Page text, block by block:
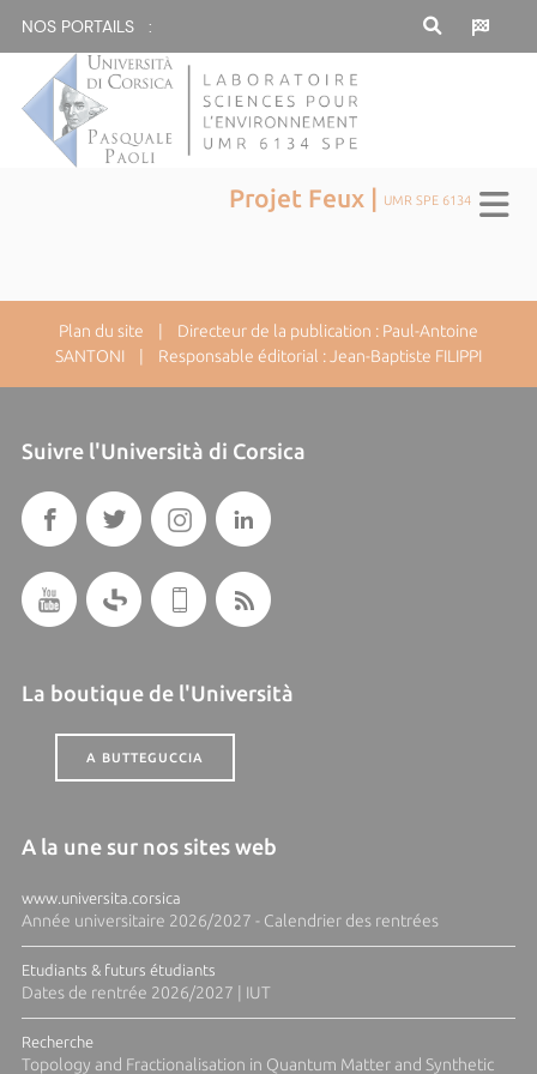
NOS PORTAILS :
Projet Feux | UMR SPE 6134
Plan du site | Directeur de la publication : Paul-Antoine
SANTONI | Responsable éditorial : Jean-Baptiste FILIPPI
Suivre l'Università di Corsica
La boutique de l'Università
A BUTTEGUCCIA
A la une sur nos sites web
www.universita.corsica
Année universitaire 2026/2027 - Calendrier des rentrées
Etudiants & futurs étudiants
Dates de rentrée 2026/2027 | IUT
Recherche
Topology and Fractionalisation in Quantum Matter and Synthetic